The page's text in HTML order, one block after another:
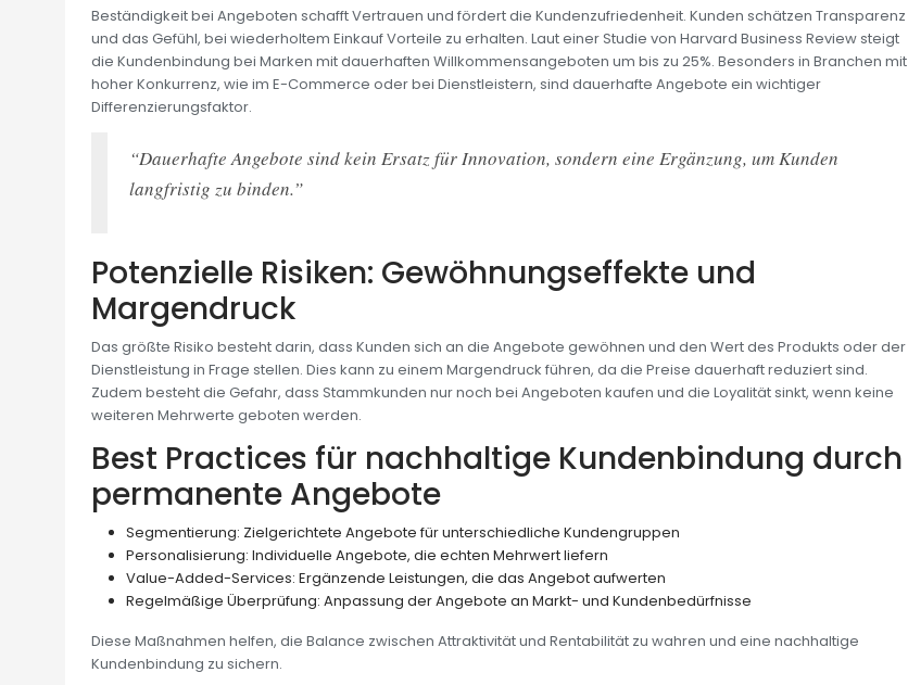
Beständigkeit bei Angeboten schafft Vertrauen und fördert die Kundenzufriedenheit. Kunden schätzen Transparenz
und das Gefühl, bei wiederholtem Einkauf Vorteile zu erhalten. Laut einer Studie von Harvard Business Review steigt
die Kundenbindung bei Marken mit dauerhaften Willkommensangeboten um bis zu 25%. Besonders in Branchen mit
hoher Konkurrenz, wie im E-Commerce oder bei Dienstleistern, sind dauerhafte Angebote ein wichtiger
Differenzierungsfaktor.
“Dauerhafte Angebote sind kein Ersatz für Innovation, sondern eine Ergänzung, um Kunden
langfristig zu binden.”
Potenzielle Risiken: Gewöhnungseffekte und
Margendruck
Das größte Risiko besteht darin, dass Kunden sich an die Angebote gewöhnen und den Wert des Produkts oder der
Dienstleistung in Frage stellen. Dies kann zu einem Margendruck führen, da die Preise dauerhaft reduziert sind.
Zudem besteht die Gefahr, dass Stammkunden nur noch bei Angeboten kaufen und die Loyalität sinkt, wenn keine
weiteren Mehrwerte geboten werden.
Best Practices für nachhaltige Kundenbindung durch
permanente Angebote
Segmentierung: Zielgerichtete Angebote für unterschiedliche Kundengruppen
Personalisierung: Individuelle Angebote, die echten Mehrwert liefern
Value-Added-Services: Ergänzende Leistungen, die das Angebot aufwerten
Regelmäßige Überprüfung: Anpassung der Angebote an Markt- und Kundenbedürfnisse
Diese Maßnahmen helfen, die Balance zwischen Attraktivität und Rentabilität zu wahren und eine nachhaltige
Kundenbindung zu sichern.